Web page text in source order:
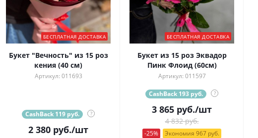
БЕСПЛАТНАЯ ДОСТАВКА
Букет "Вечность" из 15 роз
кения (40 см)
Артикул: 011693
CashBack 119 руб. ?
2 380 руб./шт
БЕСПЛАТНАЯ ДОСТАВКА
Букет из 15 роз Эквадор
Пинк Флоид (60см)
Артикул: 011597
CashBack 193 руб. ?
3 865 руб./шт
4 832 руб.
-25% Экономия 967 руб.